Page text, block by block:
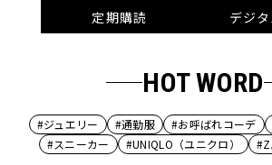
定期購読
デジ
HOT WORD
#ジュエリー #通勤服 #お呼ばれコーデ
#スニーカー
#UNIQLO（ユニクロ）